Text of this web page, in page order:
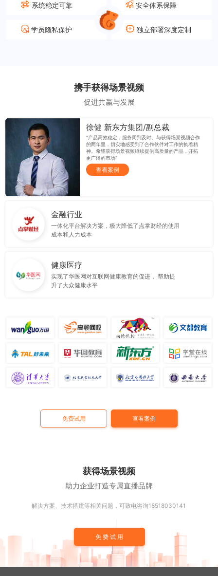
系统稳定可靠 安全体系保障
学员隐私保护 独立部署深度定制
携手获得场景视频
促进共赢与发展
徐健 新东方集团/副总裁
“产品高效稳定，服务周到及时。与获得场景视频合作
的两年里，切实地感受到了合作伙伴对工作的执着精
神。希望获得场景视频继续提供高质量的产品，开拓
更广阔的市场”
查看案例
金融行业
一体化平台解决方案，极大降低了点掌财经的使用
成本和人力成本
健康医疗
实现了华医网对互联网健康教育的促进， 帮助提
升了大众健康水平
免费试用 查看案例
获得场景视频
助力企业打造专属直播品牌
解决方案、技术搭建等相关问题，可致电咨询18518030141
免费试用